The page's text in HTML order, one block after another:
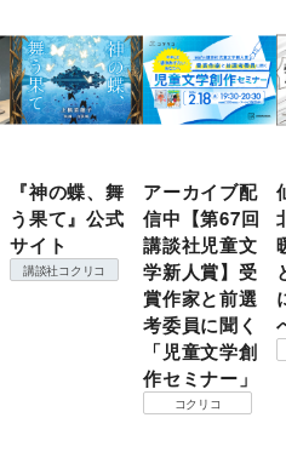
『神の蝶、舞
う果て』公式
サイト
講談社コクリコ
アーカイブ配
信中【第67回
講談社児童文
学新人賞】受
賞作家と前選
考委員に聞く
「児童文学創
作セミナー」
コクリコ